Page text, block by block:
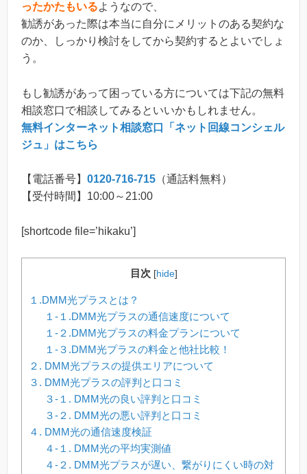
ったかたもいるようなので、
勧誘があった際は本当に自分にメリットのある契約な
のか、しっかり検討をしてから契約するとよいでしょ
う。
もし勧誘があって困っている方については下記の無料
相談窓口で相談してみるといいかもしれません。
無料インターネット相談窓口「ネット回線コンシェル
ジュ」はこちら
【電話番号】 0120-716-715 （通話料無料）
【受付時間】10:00～21:00
[shortcode file=’hikaku’]
目次 [hide]
１.DMM光プラスとは？
１-１.DMM光プラスの通信速度について
１-２.DMM光プラスの料金プランについて
１-３.DMM光プラスの料金と他社比較！
２. DMM光プラスの提供エリアについて
３. DMM光プラスの評判と口コミ
３-１. DMM光の良い評判と口コミ
３-２. DMM光の悪い評判と口コミ
４. DMM光の通信速度検証
４-１. DMM光の平均実測値
４-２. DMM光プラスが遅い、繋がりにくい時の対